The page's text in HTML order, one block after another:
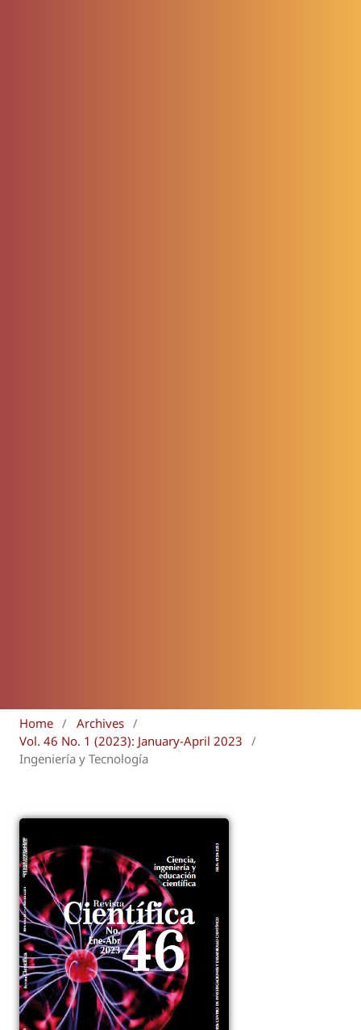
Home / Archives /
Vol. 46 No. 1 (2023): January-April 2023
/
Ingeniería y Tecnología